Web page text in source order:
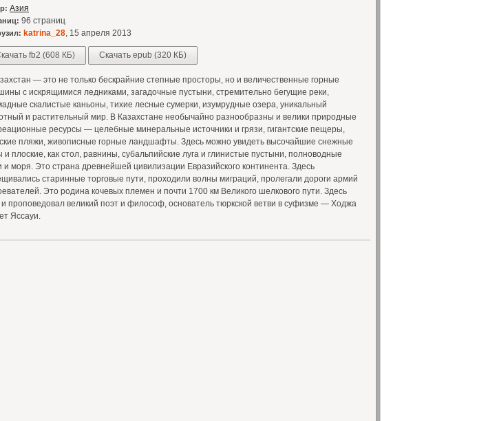
Азия
96 страниц
katrina_28, 15 апреля 2013
fb2 (608 КБ) Скачать epub (320 КБ)
— это не только бес­крайние степные просторы, но и величественные горные
с искрящимися ледниками, загадочные пустыни, стремительно бегущие реки,
скалистые каньоны, тихие лесные сумерки, изумрудные озера, уникальный
и растительный мир. В Казахстане необычайно разнообразны и велики природные
ресурсы — целебные минеральные источники и грязи, гигантские пещеры,
пляжи, живописные горные ландшафты. Здесь можно увидеть высочайшие снежные
и плоские, как стол, равнины, субальпийские луга и глинистые пустыни, полноводные
и моря. Это страна древнейшей цивилизации Евразийского континента. Здесь
старинные торговые пути, проходили волны миграций, пролегали дороги армий
Это родина кочевых племен и почти 1700 км Великого шелкового пути. Здесь
проповедовал великий поэт и философ, основатель тюркской ветви в суфизме — Ходжа
Яссауи.